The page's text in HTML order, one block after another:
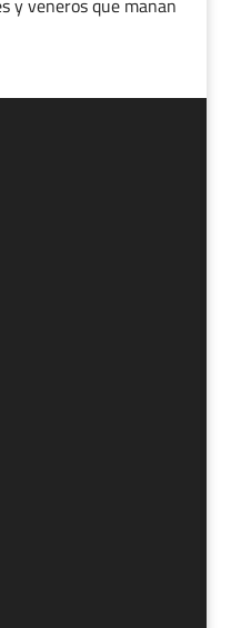
y veneros que manan